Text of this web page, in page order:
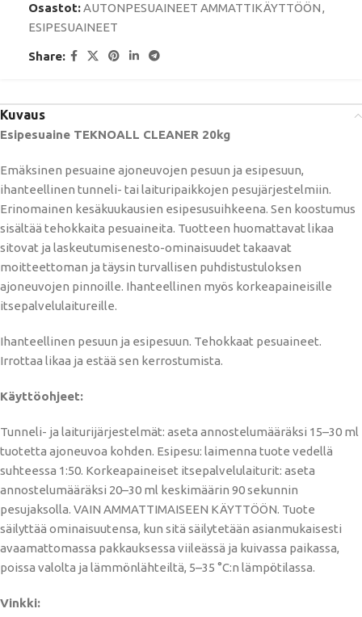
Osastot:AUTONPESUAINEET AMMATTIKÄYTTÖÖN,
ESIPESUAINEET
Share:
Kuvaus
Esipesuaine TEKNOALL CLEANER 20kg
Emäksinen pesuaine ajoneuvojen pesuun ja esipesuun,
ihanteellinen tunneli- tai laituripaikkojen pesujärjestelmiin.
Erinomainen kesäkuukausien esipesusuihkeena. Sen koostumus
sisältää tehokkaita pesuaineita. Tuotteen huomattavat likaa
sitovat ja laskeutumisenesto-ominaisuudet takaavat
moitteettoman ja täysin turvallisen puhdistustuloksen
ajoneuvojen pinnoille. Ihanteellinen myös korkeapaineisille
itsepalvelulaitureille.
Ihanteellinen pesuun ja esipesuun. Tehokkaat pesuaineet.
Irrottaa likaa ja estää sen kerrostumista.
Käyttöohjeet:
Tunneli- ja laiturijärjestelmät: aseta annostelumääräksi 15–30 ml
tuotetta ajoneuvoa kohden. Esipesu: laimenna tuote vedellä
suhteessa 1:50. Korkeapaineiset itsepalvelulaiturit: aseta
annostelumääräksi 20–30 ml keskimäärin 90 sekunnin
pesujaksolla. VAIN AMMATTIMAISEEN KÄYTTÖÖN. Tuote
säilyttää ominaisuutensa, kun sitä säilytetään asianmukaisesti
avaamattomassa pakkauksessa viileässä ja kuivassa paikassa,
poissa valolta ja lämmönlähteiltä, ​​5–35 °C:n lämpötilassa.
Vinkki: